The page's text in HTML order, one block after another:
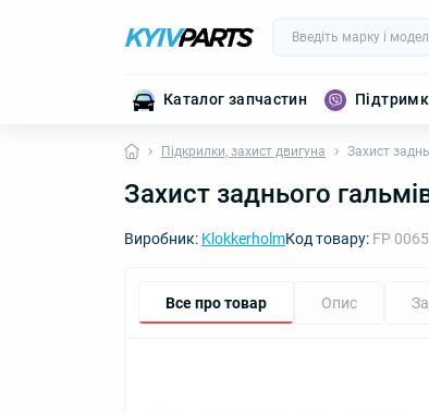
Каталог запчастин
Підкрилки, захист двигуна Захист
Захист заднього
Виробник: KlokkerholmКод товару: FP
Все про товар Опис